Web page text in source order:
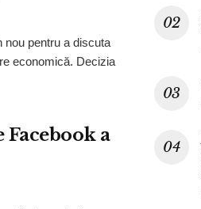
nou pentru a discuta
economică. Decizia
a